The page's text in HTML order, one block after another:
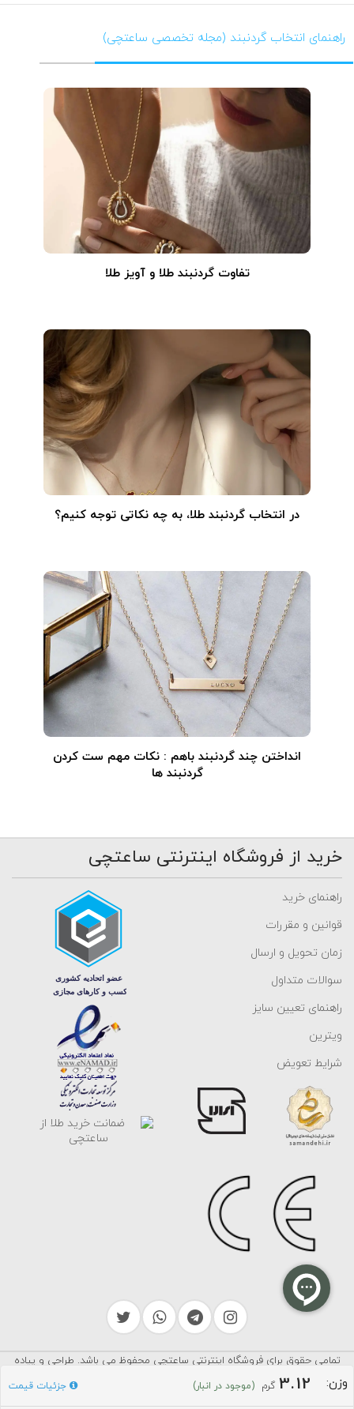
وزن: 3.12 گرم (موجود در انبار) جزئیات قیمت
راهنمای انتخاب گردنبند (مجله تخصصی ساعتچی)
تفاوت گردنبند طلا و آویز طلا
در انتخاب گردنبند طلا‌، به چه نکاتی توجه کنیم؟
انداختن چند گردنبند باهم : نکات مهم ست کردن
گردنبند ها
خرید از فروشگاه اینترنتی ساعتچی
راهنمای خرید
قوانین و مقررات
زمان تحویل و ارسال
سوالات متداول
راهنمای تعیین سایز
ویترین
شرایط تعویض
تمامی حقوق برای فروشگاه اینترنتی ساعتچی محفوظ می باشد. طراحی و پیاده
سازی توسط